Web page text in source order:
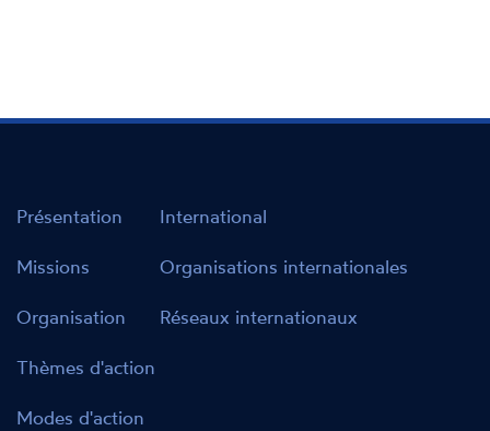
Présentation
Missions
Organisation
Thèmes d'action
Modes d'action
International
Organisations internationales
Réseaux internationaux